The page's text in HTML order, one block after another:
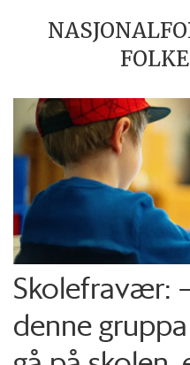
Skolefravær:
denne